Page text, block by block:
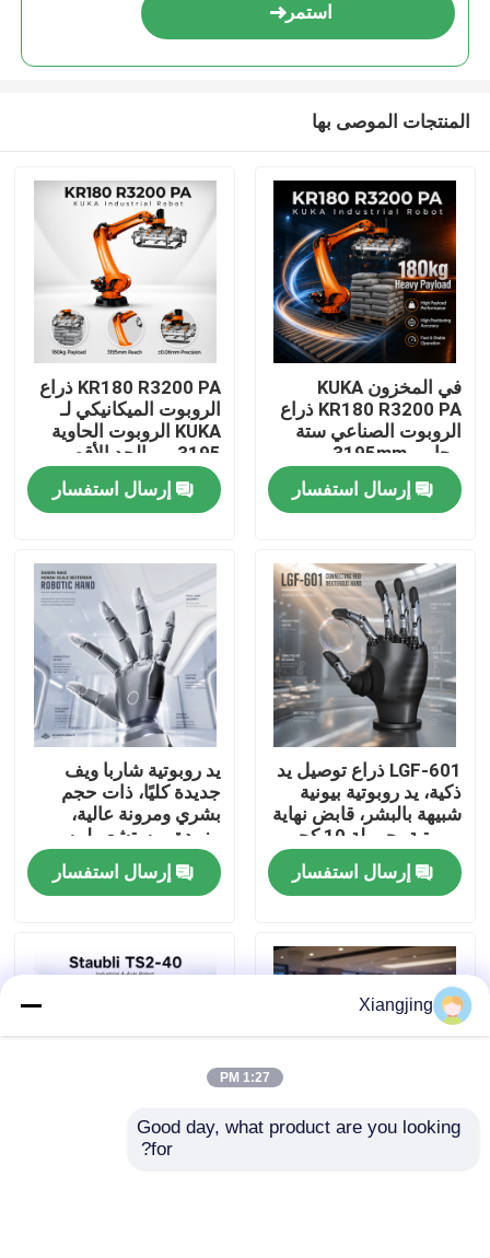
المنزل
المنتجات
فيديوهات
معلومات عنا
جولة في المعمل
رقابة جودة
اتصل بنا
استمر
المنتجات الموصى بها
في المخزون KUKA
KR180 R3200 PA ذراع
الروبوت الصناعي ستة
محاور، 3195mm
الوصول
إرسال استفسار
KR180 R3200 PA ذراع
الروبوت الميكانيكي لـ
KUKA الروبوت الحاوية
3195 مم الحد الأقصى
للوصول
إرسال استفسار
LGF-601 ذراع توصيل يد
ذكية، يد روبوتية بيونية
شبيهة بالبشر، قابض نهاية
روبوتية بحمولة 10 كجم
وناقل CAN
إرسال استفسار
يد روبوتية شاربا ويف
جديدة كليًا، ذات حجم
بشري ومرونة عالية،
مزودة بمستشعر لمسي
عالي الدقة للتكامل مع
الروبوتاتإرسال استفسار
Xiangjing
1:27 PM
Good day, what product are you looking
for?